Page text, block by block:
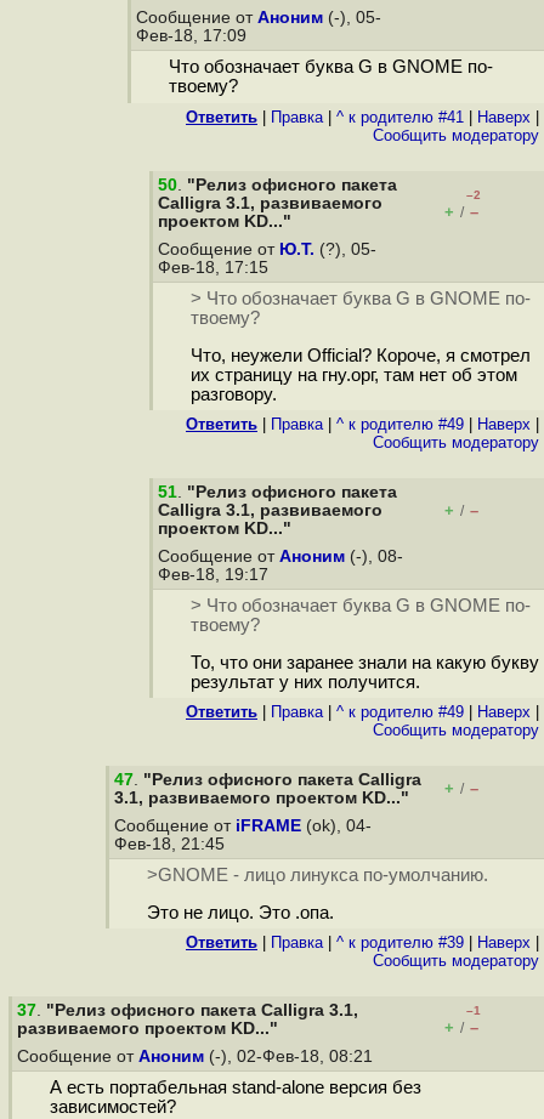
Сообщение от Аноним (-), 05-
Фев-18, 17:09
Что обозначает буква G в GNOME по-
твоему?
Ответить Правка| ^ к родителю #41 Наверх
Cообщить модератору
50. "Релиз офисного пакета
Calligra 3.1, развиваемого
проектом KD..."
–2
+ / –
Сообщение от Ю.Т. (?), 05-
Фев-18, 17:15
> Что обозначает буква G в GNOME по-
твоему?
Что, неужели Official? Короче, я смотрел
их страницу на гну.орг, там нет об этом
разговору.
Ответить Правка| ^ к родителю #49 Наверх
Cообщить модератору
51. "Релиз офисного пакета
Calligra 3.1, развиваемого
проектом KD..."
+ / –
Сообщение от Аноним (-), 08-
Фев-18, 19:17
> Что обозначает буква G в GNOME по-
твоему?
То, что они заранее знали на какую букву
результат у них получится.
Ответить Правка| ^ к родителю #49 Наверх
Cообщить модератору
47. "Релиз офисного пакета Calligra
3.1, развиваемого проектом KD..."
+ / –
Сообщение от iFRAME (ok), 04-
Фев-18, 21:45
>GNOME - лицо линукса по-умолчанию.
Это не лицо. Это .опа.
Ответить Правка| ^ к родителю #39 Наверх
Cообщить модератору
37. "Релиз офисного пакета Calligra 3.1,
развиваемого проектом KD..."
–1
+ / –
Сообщение от Аноним (-), 02-Фев-18, 08:21
А есть портабельная stand-alone версия без
зависимостей?